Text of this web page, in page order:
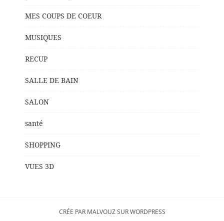
MES COUPS DE COEUR
MUSIQUES
RECUP
SALLE DE BAIN
SALON
santé
SHOPPING
VUES 3D
CRÉE PAR MALVOUZ SUR WORDPRESS